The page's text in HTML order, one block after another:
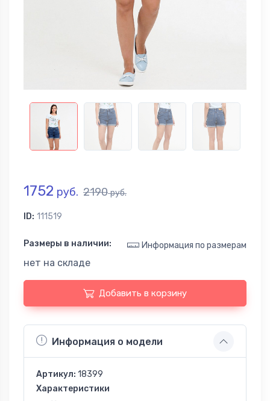
1752 руб. 2190руб.
ID: 111519
Размеры в наличии: Информация по размерам
нет на складе
Добавить в корзину
Информация о модели
Артикул: 18399
Характеристики